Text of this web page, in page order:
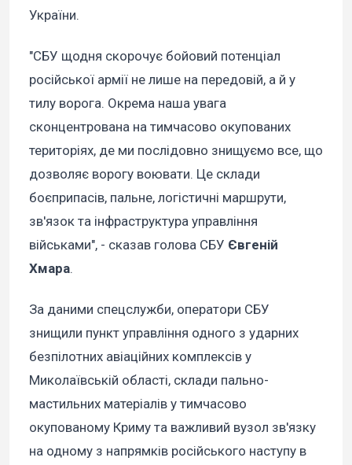
України.
"СБУ щодня скорочує бойовий потенціал
російської армії не лише на передовій, а й у
тилу ворога. Окрема наша увага
сконцентрована на тимчасово окупованих
територіях, де ми послідовно знищуємо все, що
дозволяє ворогу воювати. Це склади
боєприпасів, пальне, логістичні маршрути,
зв'язок та інфраструктура управління
військами", - сказав голова СБУ Євгеній
Хмара.
За даними спецслужби, оператори СБУ
знищили пункт управління одного з ударних
безпілотних авіаційних комплексів у
Миколаївській області, склади пально-
мастильних матеріалів у тимчасово
окупованому Криму та важливий вузол зв'язку
на одному з напрямків російського наступу в